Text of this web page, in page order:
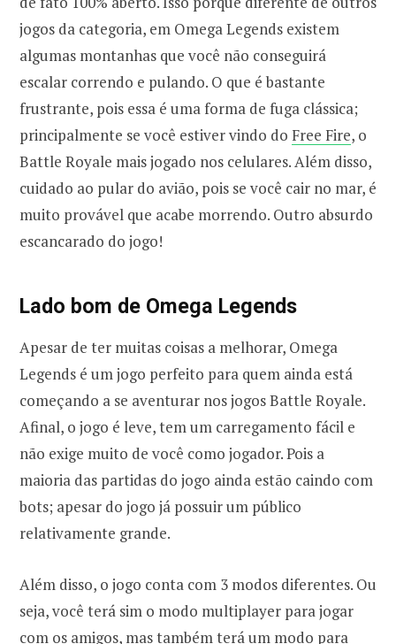
jogos da categoria, em Omega Legends existem
algumas montanhas que você não conseguirá
escalar correndo e pulando. O que é bastante
frustrante, pois essa é uma forma de fuga clássica;
principalmente se você estiver vindo do Free Fire, o
Battle Royale mais jogado nos celulares. Além disso,
cuidado ao pular do avião, pois se você cair no mar, é
muito provável que acabe morrendo. Outro absurdo
escancarado do jogo!
Lado bom de Omega Legends
Apesar de ter muitas coisas a melhorar, Omega
Legends é um jogo perfeito para quem ainda está
começando a se aventurar nos jogos Battle Royale.
Afinal, o jogo é leve, tem um carregamento fácil e
não exige muito de você como jogador. Pois a
maioria das partidas do jogo ainda estão caindo com
bots; apesar do jogo já possuir um público
relativamente grande.
Além disso, o jogo conta com 3 modos diferentes. Ou
seja, você terá sim o modo multiplayer para jogar
com os amigos, mas também terá um modo para